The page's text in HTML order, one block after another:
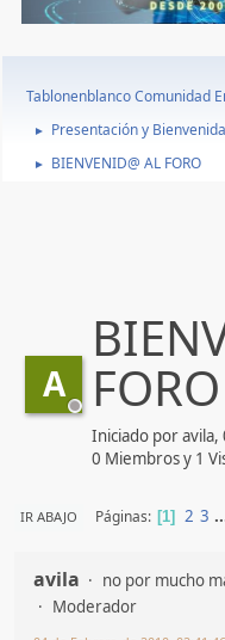
Tablonenblanco Comunidad
► Presentación y Bienvenida
► BIENVENID@ AL FORO
A FORO
Iniciado por
0 Miembros y 1
IR ABAJO Páginas 1 2 3
avila
no por mucho
Moderador